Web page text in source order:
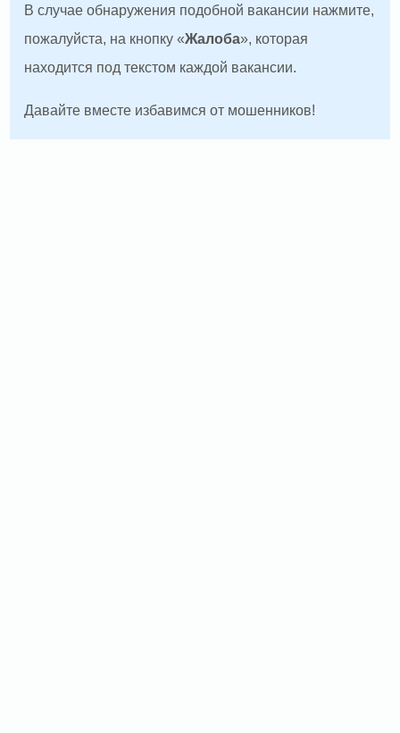
В случае обнаружения подобной вакансии нажмите,
пожалуйста, на кнопку «Жалоба», которая
находится под текстом каждой вакансии.
Давайте вместе избавимся от мошенников!